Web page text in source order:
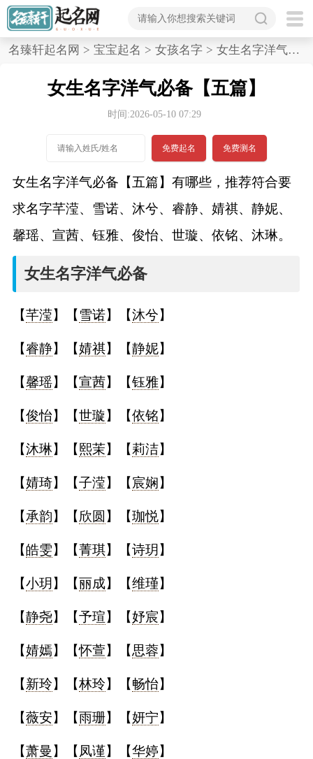
首
名
女孩名字
名
字
打
男孩名字打分
女孩名字打分
生
肖
起
名
名臻轩起名网 > 宝宝起名 > 女孩名字 > 女生名字洋气必备,五篇
女生名字洋气必备【五篇】
时间:2026-05-10 07:29
免费起名 免费测名
女生名字洋气必备【五篇】有哪些，推荐符合要
求名字芊滢、雪诺、沐兮、睿静、婧祺、静妮、
馨瑶、宣茜、钰雅、俊怡、世璇、依铭、沐琳。
女生名字洋气必备
【芊滢】【 雪诺】【沐兮】
【睿静】【婧祺】【静妮】
【馨瑶】【宣茜】【钰雅】
【俊怡】【世璇】【依铭】
【沐琳】【熙茉】【莉洁】
【婧琦】【子滢】【宸娴】
【承韵】【欣圆 】【珈悦】
【皓雯】【菁琪】【诗玥 】
【小玥 】【丽成】【维瑾】
【静尧】【予瑄】【妤宸】
【婧嫣】【怀萱】【思蓉】
【新玲】【林玲】【畅怡】
【薇安】【雨珊】【妍宁】
【萧曼 】【 凤谨】【华婷】